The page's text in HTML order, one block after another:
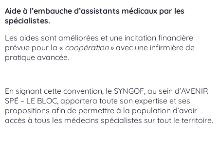
Aide à l’embauche d’assistants médicaux par les
spécialistes.
Les aides sont améliorées et une incitation financière
prévue pour la « coopération» avec une infirmière de
pratique avancée.
En signant cette convention, le SYNGOF, au sein d’AVENIR
SPÉ – LE BLOC, apportera toute son expertise et ses
propositions afin de permettre à la population d’avoir
accès à tous les médecins spécialistes sur tout le territoire.